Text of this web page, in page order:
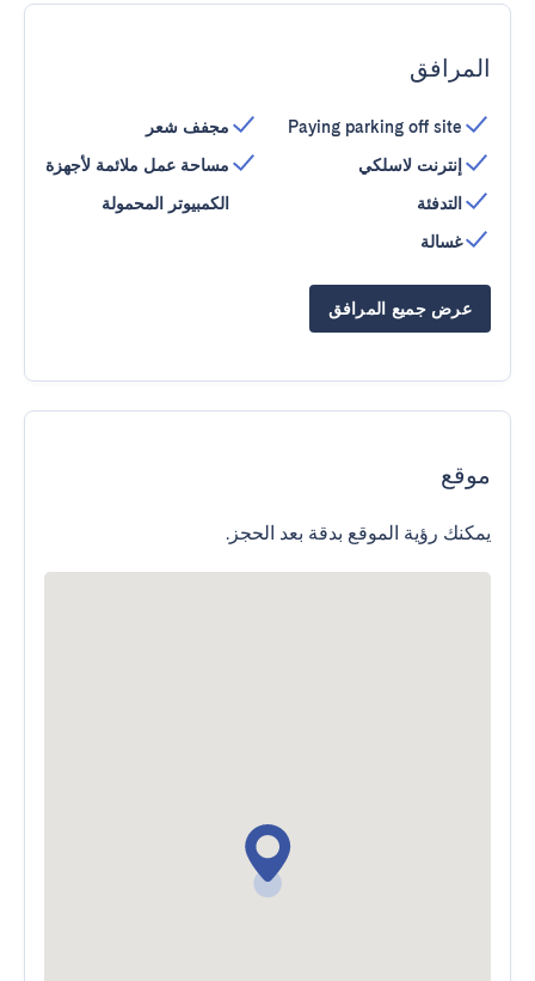
المرافق
Paying parking off site
إنترنت لاسلكي
التدفئة
غسالة
مجفف شعر
مساحة عمل ملائمة لأجهزة
الكمبيوتر المحمولة
عرض جميع المرافق
موقع
يمكنك رؤية الموقع بدقة بعد الحجز.